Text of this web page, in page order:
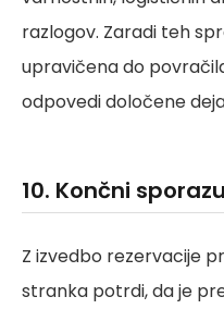
razlogov. Zaradi teh
upravičena do
odpovedi določene
10. Končni
Z izvedbo rezervacije
stranka potrdi, da je